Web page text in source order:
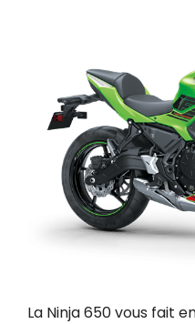
La Ninja 650 vous fait